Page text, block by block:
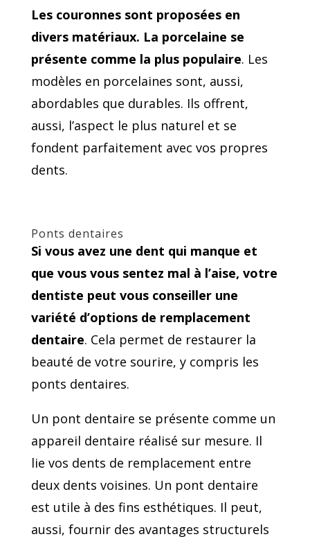
Les couronnes sont proposées en
divers matériaux. La porcelaine se
présente comme la plus populaire. Les
modèles en porcelaines sont, aussi,
abordables que durables. Ils offrent,
aussi, l’aspect le plus naturel et se
fondent parfaitement avec vos propres
dents.
Ponts dentaires
Si vous avez une dent qui manque et
que vous vous sentez mal à l’aise, votre
dentiste peut vous conseiller une
variété d’options de remplacement
dentaire. Cela permet de restaurer la
beauté de votre sourire, y compris les
ponts dentaires.
Un pont dentaire se présente comme un
appareil dentaire réalisé sur mesure. Il
lie vos dents de remplacement entre
deux dents voisines. Un pont dentaire
est utile à des fins esthétiques. Il peut,
aussi, fournir des avantages structurels